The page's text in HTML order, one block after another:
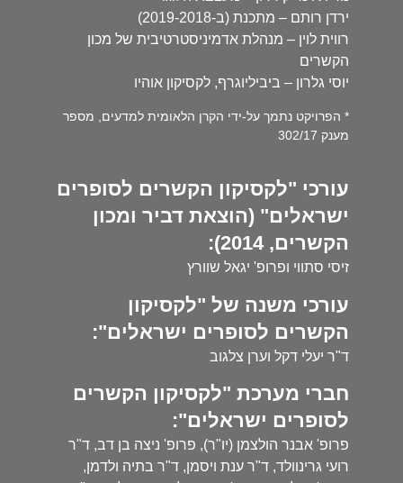
ירדן רותם – מתכנת (ב-2019-2018)
רווית לוין – מנהלת אדמיניסטרטיבית של מכון
הקשרים
יוסי גלרון – ביביליוגרף, לקסיקון אוהיו
* הפרויקט נתמך על-ידי הקרן הלאומית למדעים, מספר
מענק 302/17
עורכי "לקסיקון הקשרים לסופרים
ישראלים" (הוצאת דביר ומכון
הקשרים, 2014):
זיסי סתווי ופרופ' יגאל שוורץ
עורכי משנה של "לקסיקון
הקשרים לסופרים ישראלים":
ד"ר יעלי דקל וערן צלגוב
חברי מערכת "לקסיקון הקשרים
לסופרים ישראלים":
פרופ' אבנר הולצמן (יו"ר), פרופ' ניצה בן דב, ד"ר
רועי גרינוולד, ד"ר ענת ויסמן, ד"ר בתיה ולדמן,